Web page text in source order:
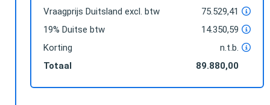
Vraagprijs Duitsland excl. btw
75.529,41
19% Duitse btw
14.350,59
Korting
n.t.b.
Totaal
89.880,00